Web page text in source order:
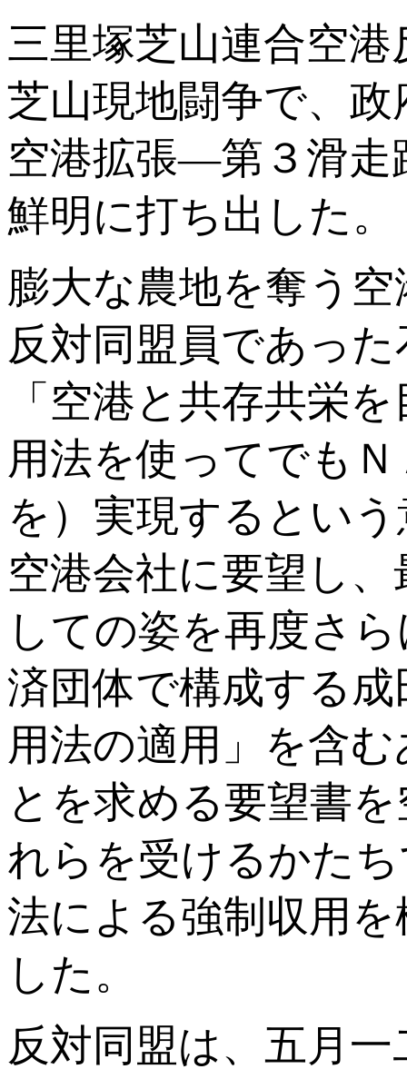
三里塚芝山連合空
芝山現地闘争で、
空港拡張―第３滑走
鮮明に打ち出した。
膨大な農地を奪う
反対同盟員であっ
「空港と共存共栄
用法を使ってでも
を）実現するとい
空港会社に要望し
しての姿を再度さ
済団体で構成する
用法の適用」を含
とを求める要望書
れらを受けるかた
法による強制収用
した。
反対同盟は、五月